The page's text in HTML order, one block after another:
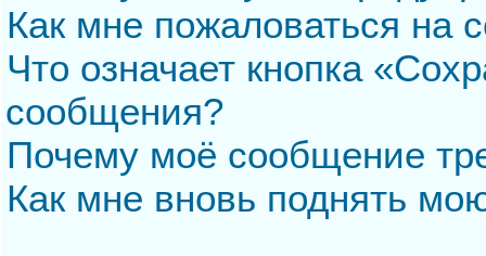
Как мне пожаловаться на
Что означает кнопка
сообщения?
Почему моё сообщение
Как мне вновь поднять